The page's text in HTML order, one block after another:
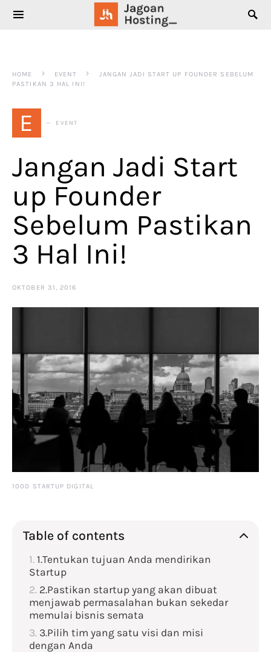
SEARCH FOR:
HOME EVENT
JANGAN JADI START UP FOUNDER SEBELUM
PASTIKAN 3 HAL INI!
E EVENT
Jangan Jadi Start
up Founder
Sebelum Pastikan
3 Hal Ini!
OKTOBER 31, 2016
1000 STARTUP DIGITAL
Table of contents
1.Tentukan tujuan Anda mendirikan
Startup
2.Pastikan startup yang akan dibuat
menjawab permasalahan bukan sekedar
memulai bisnis semata
3.Pilih tim yang satu visi dan misi
dengan Anda